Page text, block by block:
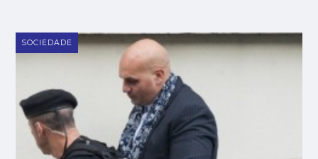
SOCIEDADE